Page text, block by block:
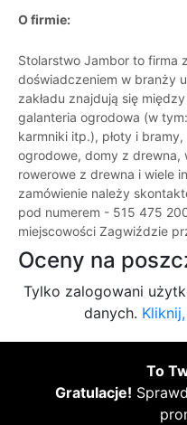
O firmie:
Stolarstwo Jambor to firma
doświadczeniem w branży
zakładu znajdują się
galanteria ogrodowa (w
karmniki itp.), płoty i
ogrodowe, domy z drewna,
rowerowe z drewna i wiele
zamówienie należy
pod numerem - 515 475
miejscowości Zagwiździe
Oceny na
Tylko zalogowani
danych.
To
Gratulacje!